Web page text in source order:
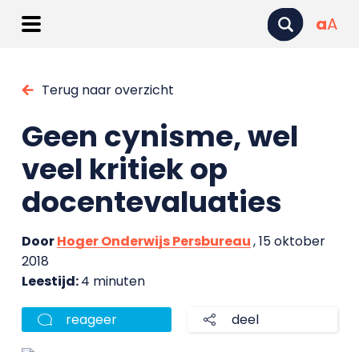
aA
Terug naar overzicht
Geen cynisme, wel
veel kritiek op
docentevaluaties
DoorHoger Onderwijs Persbureau, 15 oktober
2018
Leestijd:4 minuten
reageer deel